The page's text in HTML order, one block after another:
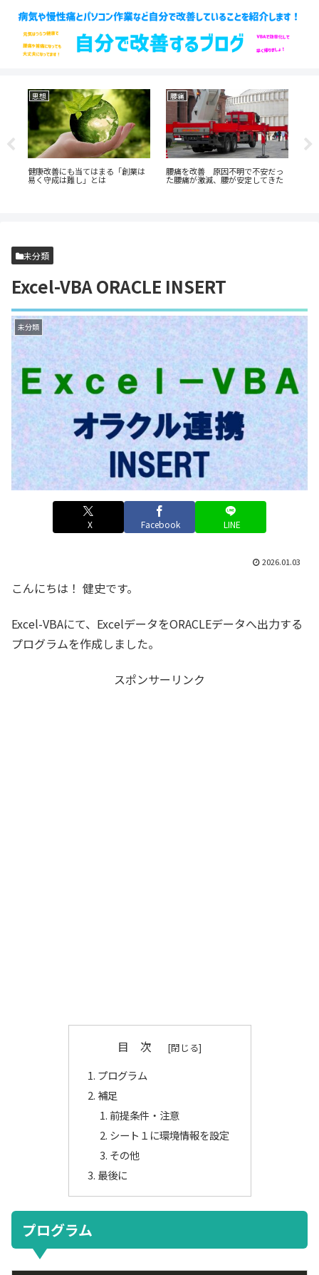
思想
健康改善にも当てはまる「創業は
易く守成は難し」とは
腰痛
腰痛を改善 原因不明で不安だっ
た腰痛が激減、腰が安定してきた
未分類
Excel-VBA ORACLE INSERT
未分類
X Facebook LINE
2026.01.03
こんにちは！ 健史です。
Excel-VBAにて、ExcelデータをORACLEデータへ出力する
プログラムを作成しました。
スポンサーリンク
目 次
プログラム
補足
前提条件・注意
シート１に環境情報を設定
その他
最後に
プログラム